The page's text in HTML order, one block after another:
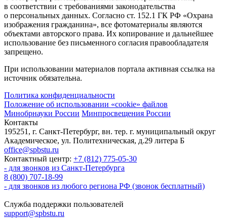
в соответствии с требованиями законодательства
о персональных данных. Согласно ст. 152.1 ГК РФ «Охрана
изображения гражданина», все фотоматериалы являются
объектами авторского права. Их копирование и дальнейшее
использование без письменного согласия правообладателя
запрещено.
При использовании материалов портала активная ссылка на
источник обязательна.
Политика конфиденциальности
Положение об использовании «cookie» файлов
Минобрнауки России Минпросвещения России
Контакты
195251, г. Санкт-Петербург, вн. тер. г. муниципальный округ
Академическое, ул. Политехническая, д.29 литера Б
office@spbstu.ru
Контактный центр: +7 (812) 775-05-30
- для звонков из Санкт-Петербурга
8 (800) 707-18-99
- для звонков из любого региона РФ (звонок бесплатный)
Служба поддержки пользователей
support@spbstu.ru